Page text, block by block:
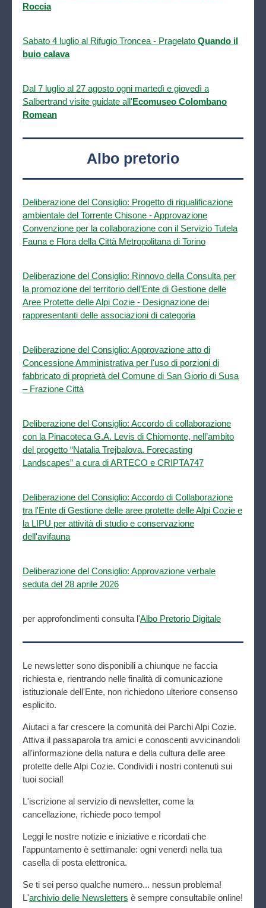
Roccia
Sabato 4 luglio al Rifugio Troncea - Pragelato Quando il
buio calava
Dal 7 luglio al 27 agosto ogni martedì e giovedì a
Salbertrand visite guidate all'Ecomuseo Colombano
Romean
Albo pretorio
Deliberazione del Consiglio: Progetto di riqualificazione
ambientale del Torrente Chisone - Approvazione
Convenzione per la collaborazione con il Servizio Tutela
Fauna e Flora della Città Metropolitana di Torino
Deliberazione del Consiglio: Rinnovo della Consulta per
la promozione del territorio dell’Ente di Gestione delle
Aree Protette delle Alpi Cozie - Designazione dei
rappresentanti delle associazioni di categoria
Deliberazione del Consiglio: Approvazione atto di
Concessione Amministrativa per l'uso di porzioni di
fabbricato di proprietà del Comune di San Giorio di Susa
– Frazione Città
Deliberazione del Consiglio: Accordo di collaborazione
con la Pinacoteca G.A. Levis di Chiomonte, nell’ambito
del progetto “Natalia Trejbalova. Forecasting
Landscapes” a cura di ARTECO e CRIPTA747
Deliberazione del Consiglio: Accordo di Collaborazione
tra l'Ente di Gestione delle aree protette delle Alpi Cozie e
la LIPU per attività di studio e conservazione
dell'avifauna
Deliberazione del Consiglio: Approvazione verbale
seduta del 28 aprile 2026
per approfondimenti consulta l'Albo Pretorio Digitale
Le newsletter sono disponibili a chiunque ne faccia
richiesta e, rientrando nelle finalità di comunicazione
istituzionale dell'Ente, non richiedono ulteriore consenso
esplicito.
Aiutaci a far crescere la comunità dei Parchi Alpi Cozie.
Attiva il passaparola tra amici e conoscenti avvicinandoli
all'informazione della natura e della cultura delle aree
protette delle Alpi Cozie. Condividi i nostri contenuti sui
tuoi social!
L'iscrizione al servizio di newsletter, come la
cancellazione, richiede poco tempo!
Leggi le nostre notizie e iniziative e ricordati che
l'appuntamento è settimanale: ogni venerdì nella tua
casella di posta elettronica.
Se ti sei perso qualche numero... nessun problema!
L'archivio delle Newsletters è sempre consultabile online!